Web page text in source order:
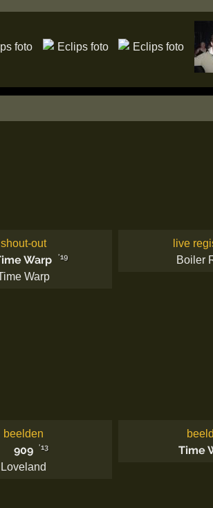
shout-out
Warp '19
Warp
live
Boiler
beelden
909 '13
Loveland
Time